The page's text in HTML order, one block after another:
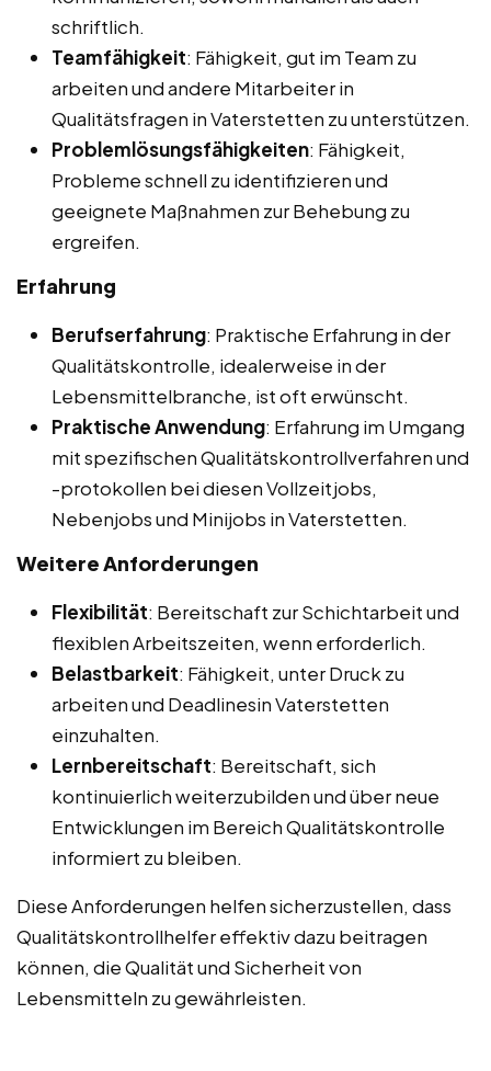
schriftlich.
Teamfähigkeit: Fähigkeit, gut im Team zu
arbeiten und andere Mitarbeiter in
Qualitätsfragen in Vaterstetten zu unterstützen.
Problemlösungsfähigkeiten: Fähigkeit,
Probleme schnell zu identifizieren und
geeignete Maßnahmen zur Behebung zu
ergreifen.
Erfahrung
Berufserfahrung: Praktische Erfahrung in der
Qualitätskontrolle, idealerweise in der
Lebensmittelbranche, ist oft erwünscht.
Praktische Anwendung: Erfahrung im Umgang
mit spezifischen Qualitätskontrollverfahren und
-protokollen bei diesen Vollzeitjobs,
Nebenjobs und Minijobs in Vaterstetten.
Weitere Anforderungen
Flexibilität: Bereitschaft zur Schichtarbeit und
flexiblen Arbeitszeiten, wenn erforderlich.
Belastbarkeit: Fähigkeit, unter Druck zu
arbeiten und Deadlinesin Vaterstetten
einzuhalten.
Lernbereitschaft: Bereitschaft, sich
kontinuierlich weiterzubilden und über neue
Entwicklungen im Bereich Qualitätskontrolle
informiert zu bleiben.
Diese Anforderungen helfen sicherzustellen, dass
Qualitätskontrollhelfer effektiv dazu beitragen
können, die Qualität und Sicherheit von
Lebensmitteln zu gewährleisten.